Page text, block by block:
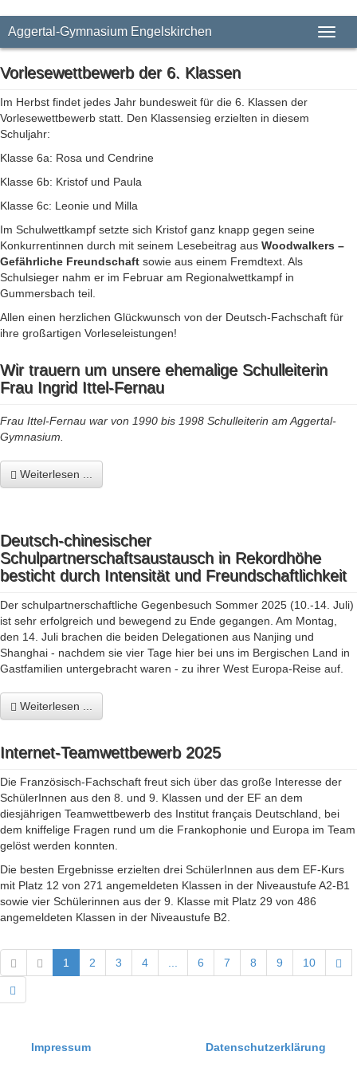
Aggertal-Gymnasium Engelskirchen
Vorlesewettbewerb der 6. Klassen
Im Herbst findet jedes Jahr bundesweit für die 6. Klassen der
Vorlesewettbewerb statt. Den Klassensieg erzielten in diesem
Schuljahr:
Klasse 6a: Rosa und Cendrine
Klasse 6b: Kristof und Paula
Klasse 6c: Leonie und Milla
Im Schulwettkampf setzte sich Kristof ganz knapp gegen seine
Konkurrentinnen durch mit seinem Lesebeitrag aus Woodwalkers –
Gefährliche Freundschaft sowie aus einem Fremdtext. Als
Schulsieger nahm er im Februar am Regionalwettkampf in
Gummersbach teil.
Allen einen herzlichen Glückwunsch von der Deutsch-Fachschaft für
ihre großartigen Vorleseleistungen!
Wir trauern um unsere ehemalige Schulleiterin
Frau Ingrid Ittel-Fernau
Frau Ittel-Fernau war von 1990 bis 1998 Schulleiterin am Aggertal-
Gymnasium.
Weiterlesen ...
Deutsch-chinesischer
Schulpartnerschaftsaustausch in Rekordhöhe
besticht durch Intensität und Freundschaftlichkeit
Der schulpartnerschaftliche Gegenbesuch Sommer 2025 (10.-14. Juli)
ist sehr erfolgreich und bewegend zu Ende gegangen. Am Montag,
den 14. Juli brachen die beiden Delegationen aus Nanjing und
Shanghai - nachdem sie vier Tage hier bei uns im Bergischen Land in
Gastfamilien untergebracht waren - zu ihrer West Europa-Reise auf.
Weiterlesen ...
Internet-Teamwettbewerb 2025
Die Französisch-Fachschaft freut sich über das große Interesse der
SchülerInnen aus den 8. und 9. Klassen und der EF an dem
diesjährigen Teamwettbewerb des Institut français Deutschland, bei
dem kniffelige Fragen rund um die Frankophonie und Europa im Team
gelöst werden konnten.
Die besten Ergebnisse erzielten drei SchülerInnen aus dem EF-Kurs
mit Platz 12 von 271 angemeldeten Klassen in der Niveaustufe A2-B1
sowie vier Schülerinnen aus der 9. Klasse mit Platz 29 von 486
angemeldeten Klassen in der Niveaustufe B2.
1 2 3 4 6 7 8 9 10
Impressum Datenschutzerklärung